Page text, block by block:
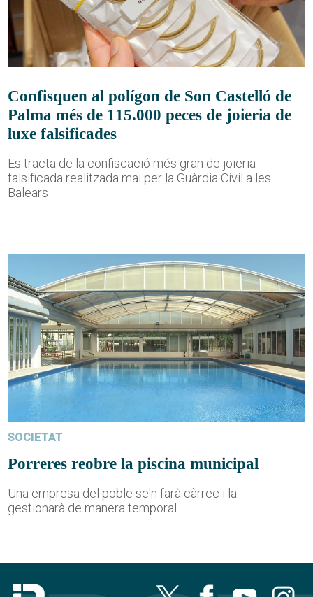
Confisquen al polígon de Son Castelló de
Palma més de 115.000 peces de joieria de
luxe falsificades
Es tracta de la confiscació més gran de joieria
falsificada realitzada mai per la Guàrdia Civil a les
Balears
SOCIETAT
Porreres reobre la piscina municipal
Una empresa del poble se'n farà càrrec i la
gestionarà de manera temporal